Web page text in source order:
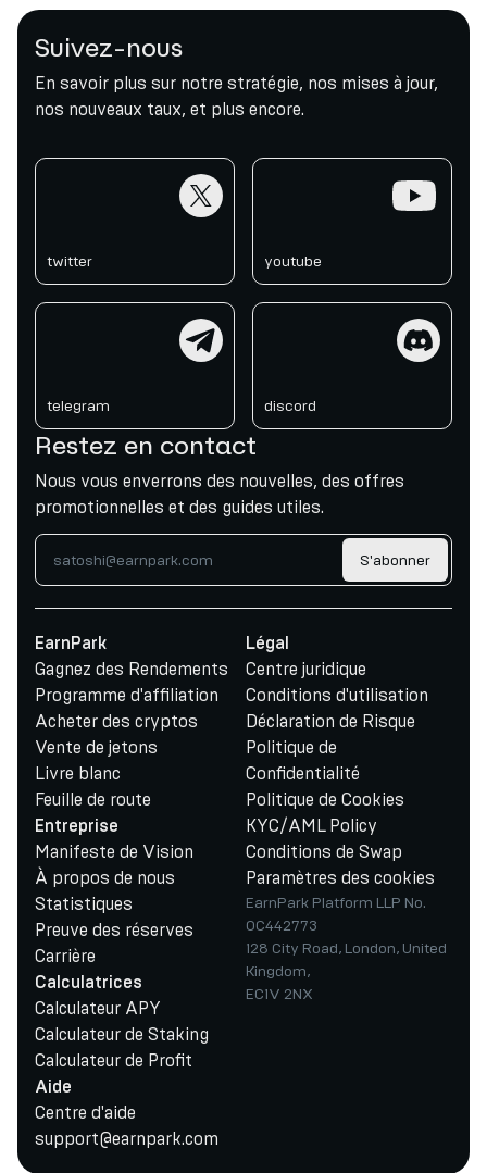
Suivez-nous
En savoir plus sur notre stratégie, nos mises à jour,
nos nouveaux taux, et plus encore.
twitter youtube
telegram discord
Restez en contact
Nous vous enverrons des nouvelles, des offres
promotionnelles et des guides utiles.
S'abonner
EarnPark
Gagnez des Rendements
Programme d'affiliation
Acheter des cryptos
Vente de jetons
Livre blanc
Feuille de route
Entreprise
Manifeste de Vision
À propos de nous
Statistiques
Preuve des réserves
Carrière
Calculatrices
Calculateur APY
Calculateur de Staking
Calculateur de Profit
Aide
Centre d'aide
support@earnpark.com
Légal
Centre juridique
Conditions d'utilisation
Déclaration de Risque
Politique de
Confidentialité
Politique de Cookies
KYC/AML Policy
Conditions de Swap
Paramètres des cookies
EarnPark Platform LLP No.
OC442773
128 City Road, London, United
Kingdom,
EC1V 2NX